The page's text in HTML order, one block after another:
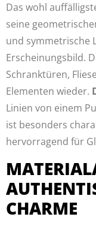
Das wohl
seine
und symmetrische
Erscheinungsbild.
Schranktüren,
Elementen wieder.
Linien von einem
ist besonders
hervorragend für
CHARME